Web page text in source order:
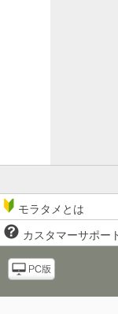
モラタメとは
カスタマーサポー